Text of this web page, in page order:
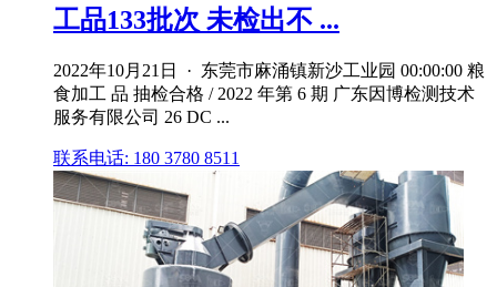
工品133批次 未检出不 ...
2022年10月21日 · 东莞市麻涌镇新沙工业园 00:00:00 粮
食加工 品 抽检合格 / 2022 年第 6 期 广东因博检测技术
服务有限公司 26 DC ...
联系电话: 180 3780 8511